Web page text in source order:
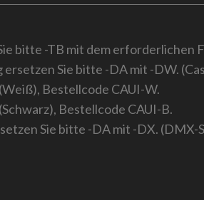
bitte -TB mit dem erforderlichen
ersetzen Sie bitte -DA mit -DW.
Bestellcode CAUI-W.
Bestellcode CAUI-B.
Sie bitte -DA mit -DX.